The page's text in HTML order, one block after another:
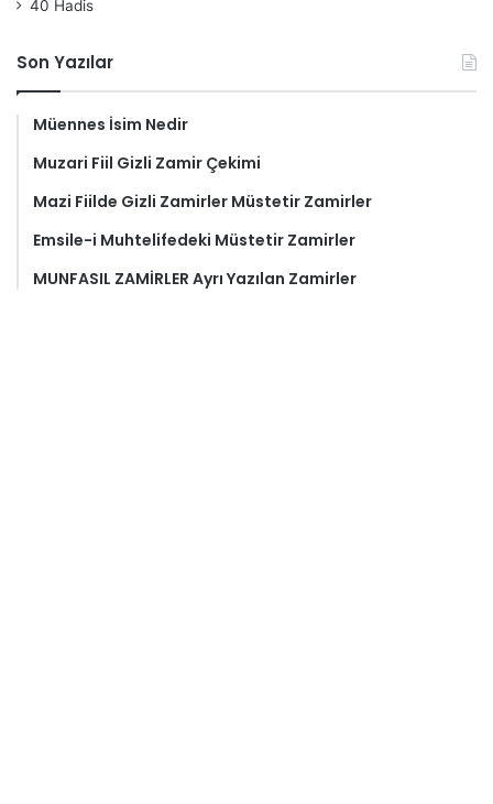
40 Hadis
Son Yazılar
Müennes İsim Nedir
Muzari Fiil Gizli Zamir Çekimi
Mazi Fiilde Gizli Zamirler Müstetir Zamirler
Emsile-i Muhtelifedeki Müstetir Zamirler
MUNFASIL ZAMİRLER Ayrı Yazılan Zamirler